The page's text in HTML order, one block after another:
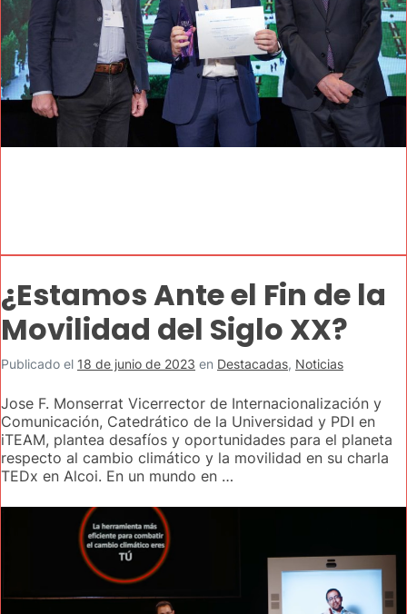
¿Estamos Ante el Fin de la
Movilidad del Siglo XX?
Publicado el 18 de junio de 2023 en Destacadas, Noticias
Jose F. Monserrat Vicerrector de Internacionalización y
Comunicación, Catedrático de la Universidad y PDI en
iTEAM, plantea desafíos y oportunidades para el planeta
respecto al cambio climático y la movilidad en su charla
TEDx en Alcoi. En un mundo en …